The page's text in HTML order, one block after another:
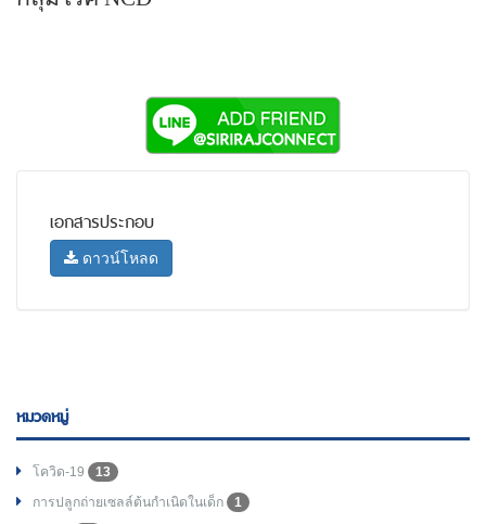
เอกสารประกอบ
ดาวน์โหลด
หมวดหมู่
โควิด-19
13
การปลูกถ่ายเซลล์ต้นกำเนิดในเด็ก
1